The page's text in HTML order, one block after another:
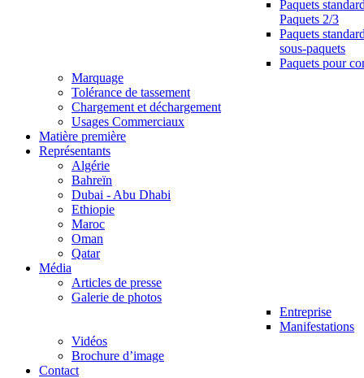
Paquets
Paquets 2/3
Paquets
sous-paquets
Paquets pour
Marquage
Tolérance de tassement
Chargement et déchargement
Usages Commerciaux
Matière première
Représentants
Algérie
Bahreïn
Dubai - Abu Dhabi
Ethiopie
Maroc
Oman
Qatar
Média
Articles de presse
Galerie de photos
Entreprise
Manifestations
Vidéos
Brochure d’image
Contact